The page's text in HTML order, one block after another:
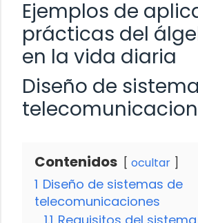
Ejemplos de
prácticas del
en la vida diaria
Diseño de
Contenidos ocultar
1 Diseño de sistemas de
telecomunicaciones